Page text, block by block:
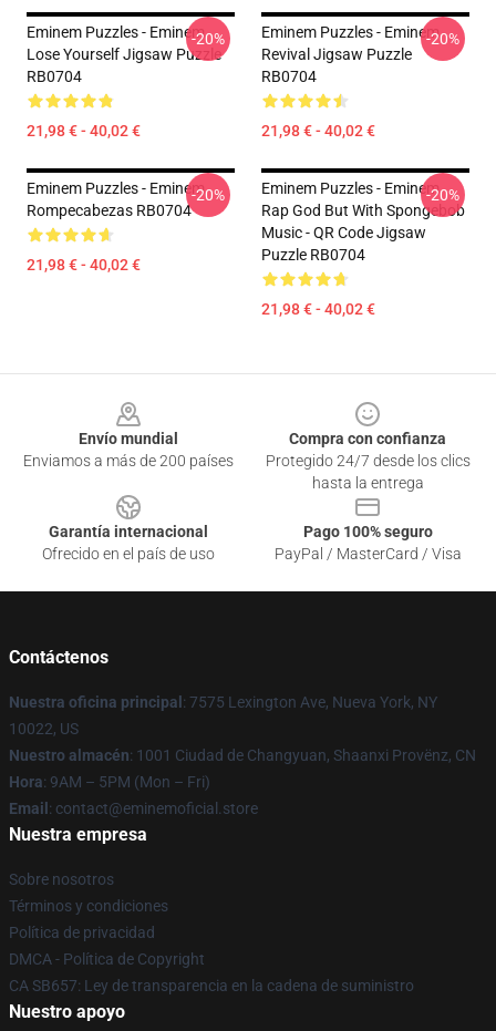
Eminem Puzzles - Eminem
Lose Yourself Jigsaw Puzzle
RB0704
21,98 € - 40,02 €
-20%
Eminem Puzzles - Eminem
Revival Jigsaw Puzzle
RB0704
21,98 € - 40,02 €
-20%
Eminem Puzzles - Eminem
Rompecabezas RB0704
21,98 € - 40,02 €
-20%
Eminem Puzzles - Eminem
Rap God But With Spongebob
Music - QR Code Jigsaw
Puzzle RB0704
21,98 € - 40,02 €
-20%
Envío mundial
Enviamos a más de 200 países
Compra con confianza
Protegido 24/7 desde los clics
hasta la entrega
Garantía internacional
Ofrecido en el país de uso
Pago 100% seguro
PayPal / MasterCard / Visa
Contáctenos
Nuestra oficina principal : 7575 Lexington Ave, Nueva York, NY
10022, US
Nuestro almacén: 1001 Ciudad de Changyuan, Shaanxi Provënz, CN
Hora: 9AM – 5PM (Mon – Fri)
Email : contact@eminemoficial.store
Nuestra empresa
Sobre nosotros
Términos y condiciones
Política de privacidad
DMCA - Política de Copyright
CA SB657: Ley de transparencia en la cadena de suministro
Nuestro apoyo